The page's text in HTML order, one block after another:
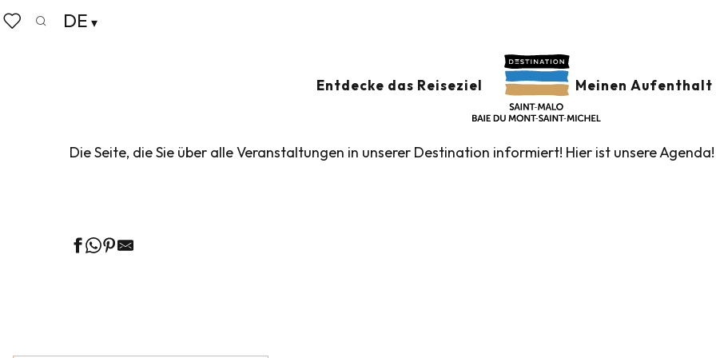
Aller
au
DE
Entdecke das Reiseziel Meinen
Startseite
VERANSTALTUNGSKALENDERAjouter
Die Seite, die Sie über alle Veranstaltungen in unserer Destination informiert! Hier ist unsere Agenda!